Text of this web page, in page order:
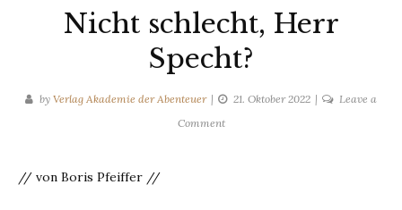
Nicht schlecht, Herr
Specht?
by Verlag Akademie der Abenteuer 21. Oktober 2022
Leave a
Commenton
// von Boris Pfeiffer //